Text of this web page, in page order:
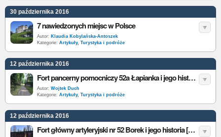
30 października 2016
7 nawiedzonych miejsc w Polsce
Autor: Klaudia Kobylańska-Antoszek
Kategorie: Artykuły, Turystyka i podróże
12 października 2016
Fort pancerny pomocniczy 52a Łapianka i jego historia [galeria]
Autor: Wojtek Duch
Kategorie: Artykuły, Turystyka i podróże
12 października 2016
Fort główny artyleryjski nr 52 Borek i jego historia [galeria]